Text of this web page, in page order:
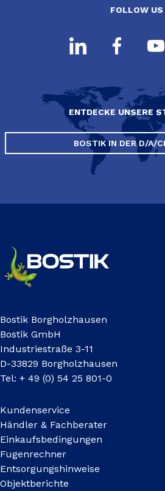
FOLLOW US
ENTDECKE UNSERE
BOSTIK IN DER D/A/
Bostik Borgholzhausen
Bostik GmbH
Industriestraße 3-11
D-33829 Borgholzhausen
Tel: + 49 (0) 54 25 801-0
Kundenservice
Händler & Fachberater
Einkaufsbedingungen
Fugenrechner
Entsorgungshinweise
Objektberichte